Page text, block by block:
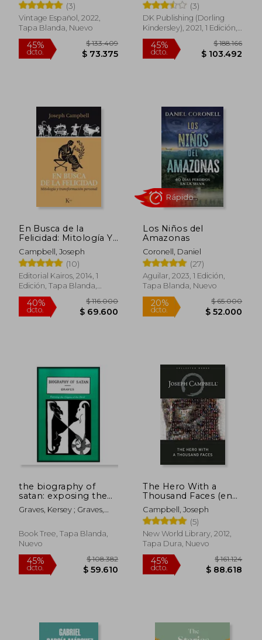
(3)
Vintage Español, 2022,
Tapa Blanda, Nuevo
$ 133.409
(3)
DK Publishing (Dorling
Kindersley), 2021, 1 Edición,
Tapa Dura, Nuevo
En Busca de la
Felicidad: Mitología Y
Transformación
Personal
Campbell, Joseph
(10)
Editorial Kairos, 2014, 1
Edición, Tapa Blanda,
Nuevo
40%
dcto.
$ 116.000
$ 69.600
Los Niños del
Amazonas
Coronell, Daniel
(27)
Aguilar, 2023, 1 Edición,
Tapa Blanda, Nuevo
20%
dcto.
$
Rápido
the biography of
satan: exposing the
origins of the devil
(en Inglés)
Graves, Kersey ; Graves,
Book Tree, Tapa Blanda,
Nuevo
The Hero With a
Thousand Faces (en
Inglés)
Campbell, Joseph
(5)
New World Library, 2012,
Tapa Dura, Nuevo